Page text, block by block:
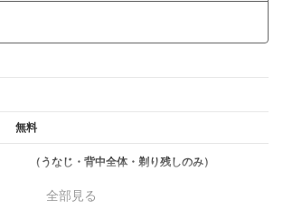
無料
（うなじ・背中全体・剃り残しのみ）
全部見る